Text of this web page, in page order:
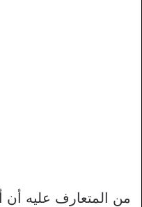
من المتعارف عليه